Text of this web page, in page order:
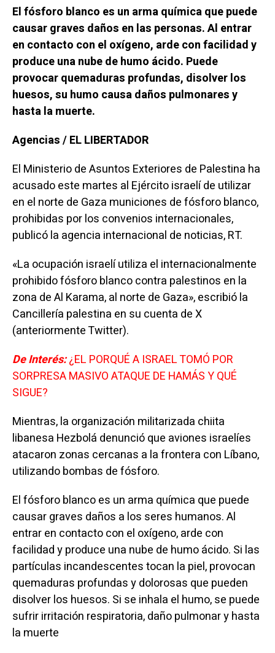
El fósforo blanco es un arma química que puede
causar graves daños en las personas. Al entrar
en contacto con el oxígeno, arde con facilidad y
produce una nube de humo ácido. Puede
provocar quemaduras profundas, disolver los
huesos, su humo causa daños pulmonares y
hasta la muerte.
Agencias / EL LIBERTADOR
El Ministerio de Asuntos Exteriores de Palestina ha
acusado este martes al Ejército israelí de utilizar
en el norte de Gaza municiones de fósforo blanco,
prohibidas por los convenios internacionales,
publicó la agencia internacional de noticias, RT.
«La ocupación israelí utiliza el internacionalmente
prohibido fósforo blanco contra palestinos en la
zona de Al Karama, al norte de Gaza», escribió la
Cancillería palestina en su cuenta de X
(anteriormente Twitter).
De Interés:¿EL PORQUÉ A ISRAEL TOMÓ POR
SORPRESA MASIVO ATAQUE DE HAMÁS Y QUÉ
SIGUE?
Mientras, la organización militarizada chiita
libanesa Hezbolá denunció que aviones israelíes
atacaron zonas cercanas a la frontera con Líbano,
utilizando bombas de fósforo.
El fósforo blanco es un arma química que puede
causar graves daños a los seres humanos. Al
entrar en contacto con el oxígeno, arde con
facilidad y produce una nube de humo ácido. Si las
partículas incandescentes tocan la piel, provocan
quemaduras profundas y dolorosas que pueden
disolver los huesos. Si se inhala el humo, se puede
sufrir irritación respiratoria, daño pulmonar y hasta
la muerte